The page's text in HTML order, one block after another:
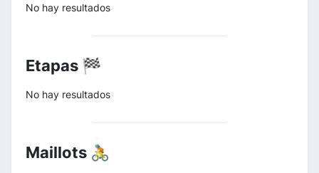
No hay resultados
Etapas 🏁
No hay resultados
Maillots 🚴